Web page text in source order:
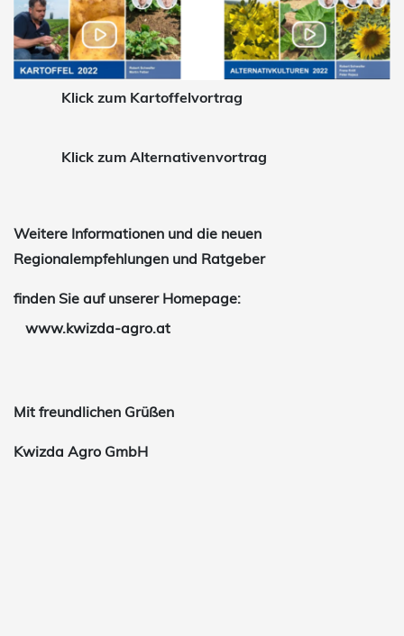
Klick zum Kartoffelvortrag
Klick zum Alternativenvortrag
Weitere Informationen und die neuen
Regionalempfehlungen und Ratgeber
finden Sie auf unserer Homepage:
www.kwizda-agro.at
Mit freundlichen Grüßen
Kwizda Agro GmbH